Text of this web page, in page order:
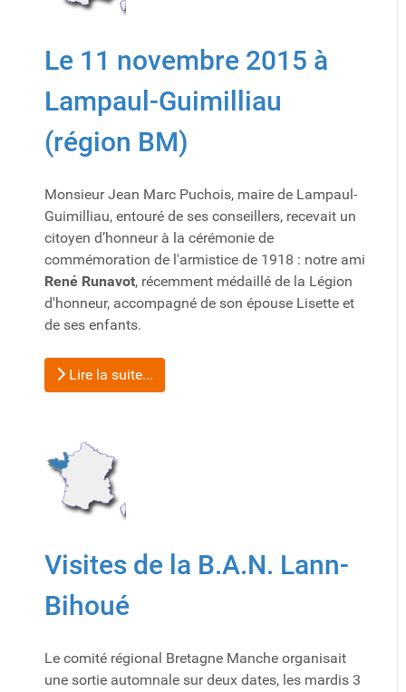
Le 11 novembre 2015 à
Lampaul-Guimilliau
(région BM)
Monsieur Jean Marc Puchois, maire de Lampaul-
Guimilliau, entouré de ses conseillers, recevait un
citoyen d’honneur à la cérémonie de
commémoration de l'armistice de 1918 : notre ami
René Runavot, récemment médaillé de la Légion
d'honneur, accompagné de son épouse Lisette et
de ses enfants.
Lire la suite...
Visites de la B.A.N. Lann-
Bihoué
Le comité régional Bretagne Manche organisait
une sortie automnale sur deux dates, les mardis 3